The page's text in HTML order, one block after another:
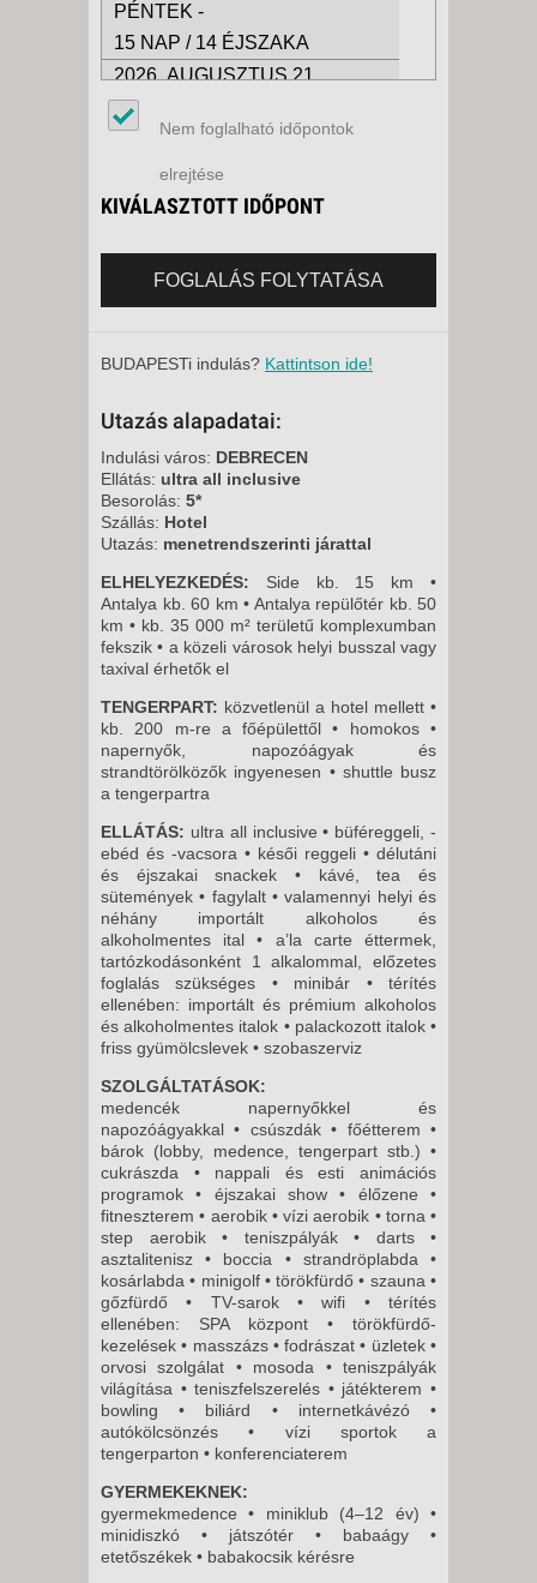
PÉNTEK -
15 NAP / 14 ÉJSZAKA
2026. AUGUSZTUS 21.,
PÉNTEK -
15 NAP / 14 ÉJSZAKA
2026. AUGUSZTUS 21.,
PÉNTEK -
2026. AUGUSZTUS 28.,
2026. AUGUSZTUS 28.,
8 NAP / 7 ÉJSZAKA
2026. SZEPTEMBER 04.,
PÉNTEK -
15 NAP / 14 ÉJSZAKA
2026. SZEPTEMBER 04.,
PÉNTEK -
8 NAP / 7 ÉJSZAKA
2026. SZEPTEMBER 11.,
PÉNTEK -
8 NAP / 7 ÉJSZAKA
Nem foglalható időpontok
elrejtése
KIVÁLASZTOTT IDŐPONT
FOGLALÁS FOLYTATÁSA
BUDAPESTi indulás? Kattintson ide!
Utazás alapadatai:
Indulási város: DEBRECEN
Ellátás: ultra all inclusive
Besorolás: 5*
Szállás: Hotel
Utazás: menetrendszerinti járattal
ELHELYEZKEDÉS: Side kb. 15 km •
Antalya kb. 60 km • Antalya repülőtér kb. 50
km • kb. 35 000 m² területű komplexumban
fekszik • a közeli városok helyi busszal vagy
taxival érhetők el
TENGERPART: közvetlenül a hotel mellett •
kb. 200 m-re a főépülettől • homokos •
napernyők, napozóágyak és
strandtörölközők ingyenesen • shuttle busz
a tengerpartra
ELLÁTÁS: ultra all inclusive • büféreggeli, -
ebéd és -vacsora • késői reggeli • délutáni
és éjszakai snackek • kávé, tea és
sütemények • fagylalt • valamennyi helyi és
néhány importált alkoholos és
alkoholmentes ital • a’la carte éttermek,
tartózkodásonként 1 alkalommal, előzetes
foglalás szükséges • minibár • térítés
ellenében: importált és prémium alkoholos
és alkoholmentes italok • palackozott italok •
friss gyümölcslevek • szobaszerviz
SZOLGÁLTATÁSOK:
medencék napernyőkkel és
napozóágyakkal • csúszdák • főétterem •
bárok (lobby, medence, tengerpart stb.) •
cukrászda • nappali és esti animációs
programok • éjszakai show • élőzene •
fitneszterem • aerobik • vízi aerobik • torna •
step aerobik • teniszpályák • darts •
asztalitenisz • boccia • strandröplabda •
kosárlabda • minigolf • törökfürdő • szauna •
gőzfürdő • TV-sarok • wifi • térítés
ellenében: SPA központ • törökfürdő-
kezelések • masszázs • fodrászat • üzletek •
orvosi szolgálat • mosoda • teniszpályák
világítása • teniszfelszerelés • játékterem •
bowling • biliárd • internetkávézó •
autókölcsönzés • vízi sportok a
tengerparton • konferenciaterem
GYERMEKEKNEK:
gyermekmedence • miniklub (4–12 év) •
minidiszkó • játszótér • babaágy •
etetőszékek • babakocsik kérésre